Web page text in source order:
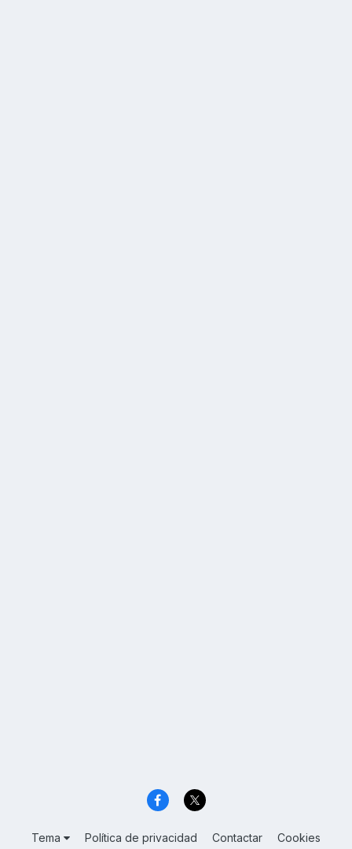
Tema Política de privacidad Contactar Cookies